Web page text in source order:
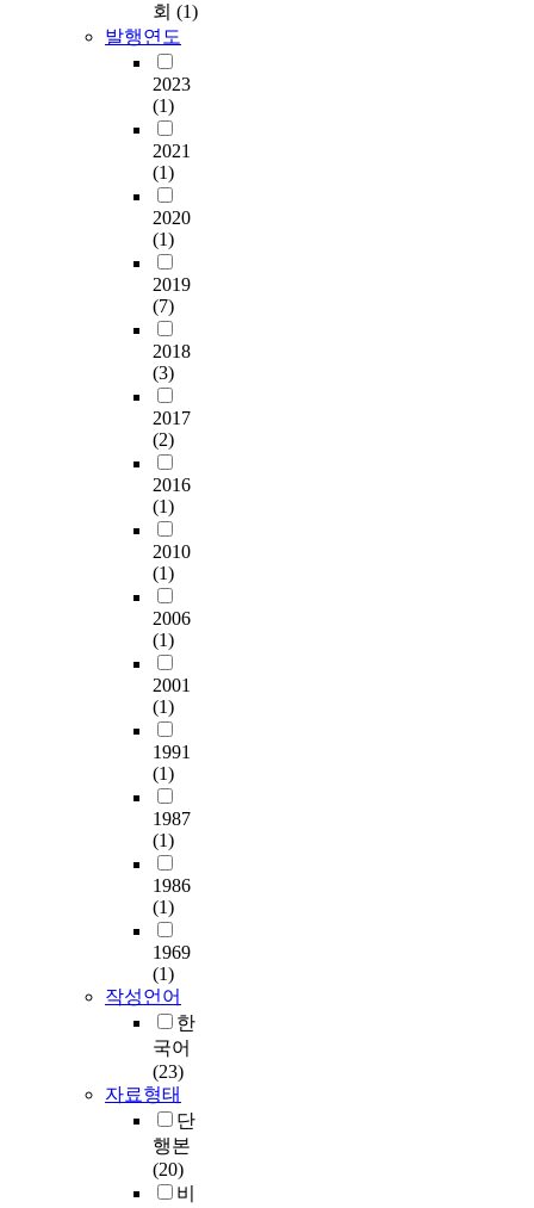
회 (1)
발행연도
2023
(1)
2021
(1)
2020
(1)
2019
(7)
2018
(3)
2017
(2)
2016
(1)
2010
(1)
2006
(1)
2001
(1)
1991
(1)
1987
(1)
1986
(1)
1969
(1)
작성언어
한
국어
(23)
자료형태
단
행본
(20)
비